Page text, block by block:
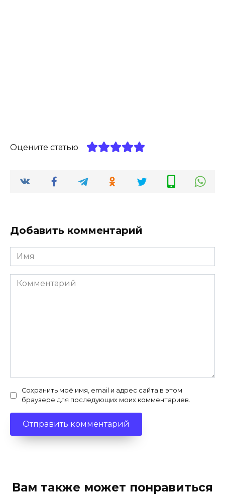
Оцените статью
Добавить комментарий
Имя
*
Комментарий
Сохранить моё имя, email и адрес сайта в этом
браузере для последующих моих комментариев.
Вам также может понравиться